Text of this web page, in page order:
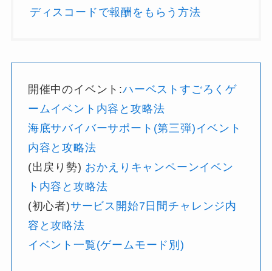
ディスコードで報酬をもらう方法
開催中のイベント:ハーベストすごろくゲ
ームイベント内容と攻略法
海底サバイバーサポート(第三弾)イベント
内容と攻略法
(出戻り勢) おかえりキャンペーンイベン
ト内容と攻略法
(初心者)サービス開始7日間チャレンジ内
容と攻略法
イベント一覧(ゲームモード別)